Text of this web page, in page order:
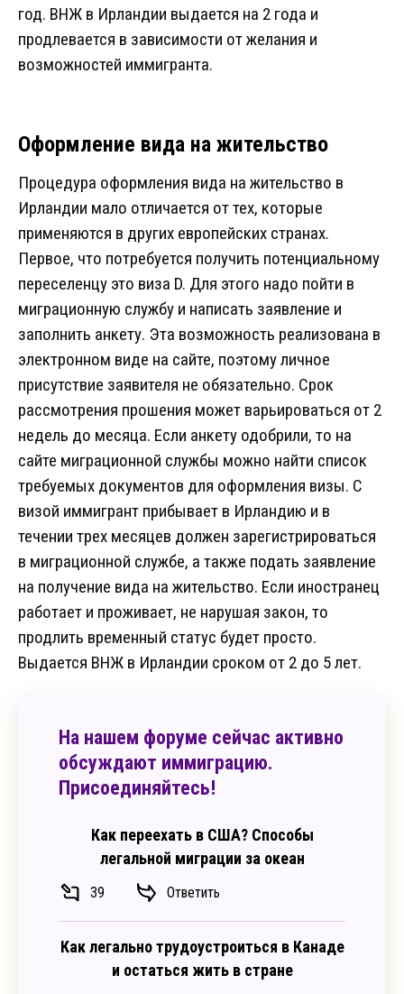
год. ВНЖ в Ирландии выдается на 2 года и
продлевается в зависимости от желания и
возможностей иммигранта.
Оформление вида на жительство
Процедура оформления вида на жительство в
Ирландии мало отличается от тех, которые
применяются в других европейских странах.
Первое, что потребуется получить потенциальному
переселенцу это виза D. Для этого надо пойти в
миграционную службу и написать заявление и
заполнить анкету. Эта возможность реализована в
электронном виде на сайте, поэтому личное
присутствие заявителя не обязательно. Срок
рассмотрения прошения может варьироваться от 2
недель до месяца. Если анкету одобрили, то на
сайте миграционной службы можно найти список
требуемых документов для оформления визы. С
визой иммигрант прибывает в Ирландию и в
течении трех месяцев должен зарегистрироваться
в миграционной службе, а также подать заявление
на получение вида на жительство. Если иностранец
работает и проживает, не нарушая закон, то
продлить временный статус будет просто.
Выдается ВНЖ в Ирландии сроком от 2 до 5 лет.
На нашем форуме сейчас активно
обсуждают иммиграцию.
Присоединяйтесь!
Как переехать в США? Способы
легальной миграции за океан
39 Ответить
Как легально трудоустроиться в Канаде
и остаться жить в стране